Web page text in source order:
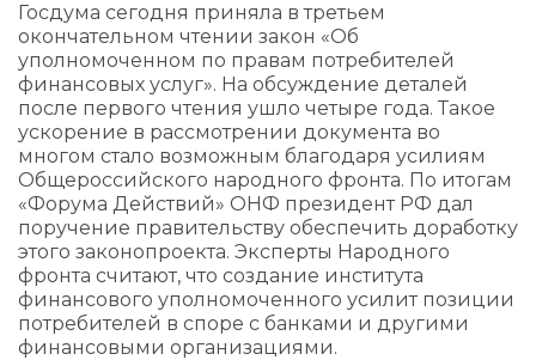
Госдума сегодня приняла в третьем
окончательном чтении закон «Об
уполномоченном по правам потребителей
финансовых услуг». На обсуждение деталей
после первого чтения ушло четыре года. Такое
ускорение в рассмотрении документа во
многом стало возможным благодаря усилиям
Общероссийского народного фронта. По итогам
«Форума Действий» ОНФ президент РФ дал
поручение правительству обеспечить доработку
этого законопроекта. Эксперты Народного
фронта считают, что создание института
финансового уполномоченного усилит позиции
потребителей в споре с банками и другими
финансовыми организациями.